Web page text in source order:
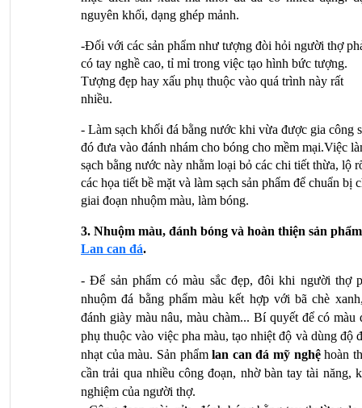
nguyên khối, dạng ghép mảnh.
-Đối với các sản phẩm như tượng đòi hỏi người thợ
có tay nghề cao, tỉ mỉ trong việc tạo hình bức tượng.
Tượng đẹp hay xấu phụ thuộc vào quá trình này rất
nhiều.
- Làm sạch khối đá bằng nước khi vừa được gia công
đó đưa vào đánh nhám cho bóng cho mềm mại.Việc
sạch bằng nước này nhằm loại bỏ các chi tiết thừa, lộ
các họa tiết bề mặt và làm sạch sản phẩm để chuẩn bị
giai đoạn nhuộm màu, làm bóng.
Lan can đá.
- Để sản phẩm có màu sắc đẹp, đôi khi người thợ
nhuộm đá bằng phẩm màu kết hợp với bã chè
đánh giày màu nâu, màu chàm... Bí quyết để có màu
phụ thuộc vào việc pha màu, tạo nhiệt độ và dùng độ
nhạt của màu. Sản phẩm lan can đá mỹ nghệ hoàn
cần trải qua nhiều công đoạn, nhờ bàn tay tài năng,
nghiệm của người thợ.